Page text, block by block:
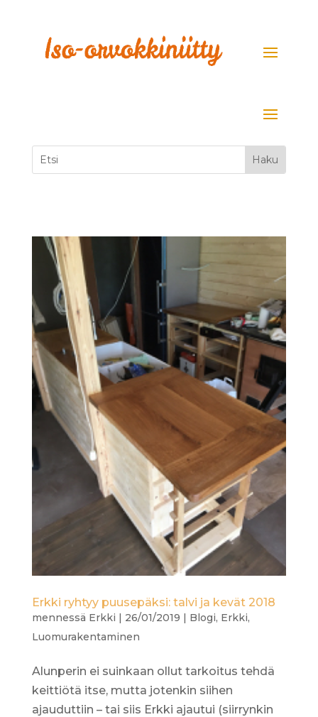
Erkki ryhtyy puusepäksi: talvi ja kevät 2018
mennessä Erkki | 26/01/2019 | Blogi, Erkki,
Luomurakentaminen
Alunperin ei suinkaan ollut tarkoitus tehdä
keittiötä itse, mutta jotenkin siihen
ajauduttiin – tai siis Erkki ajautui (siirrynkin